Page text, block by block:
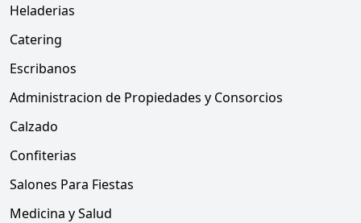
Heladerias
Catering
Escribanos
Administracion de Propiedades y Consorcios
Calzado
Confiterias
Salones Para Fiestas
Medicina y Salud